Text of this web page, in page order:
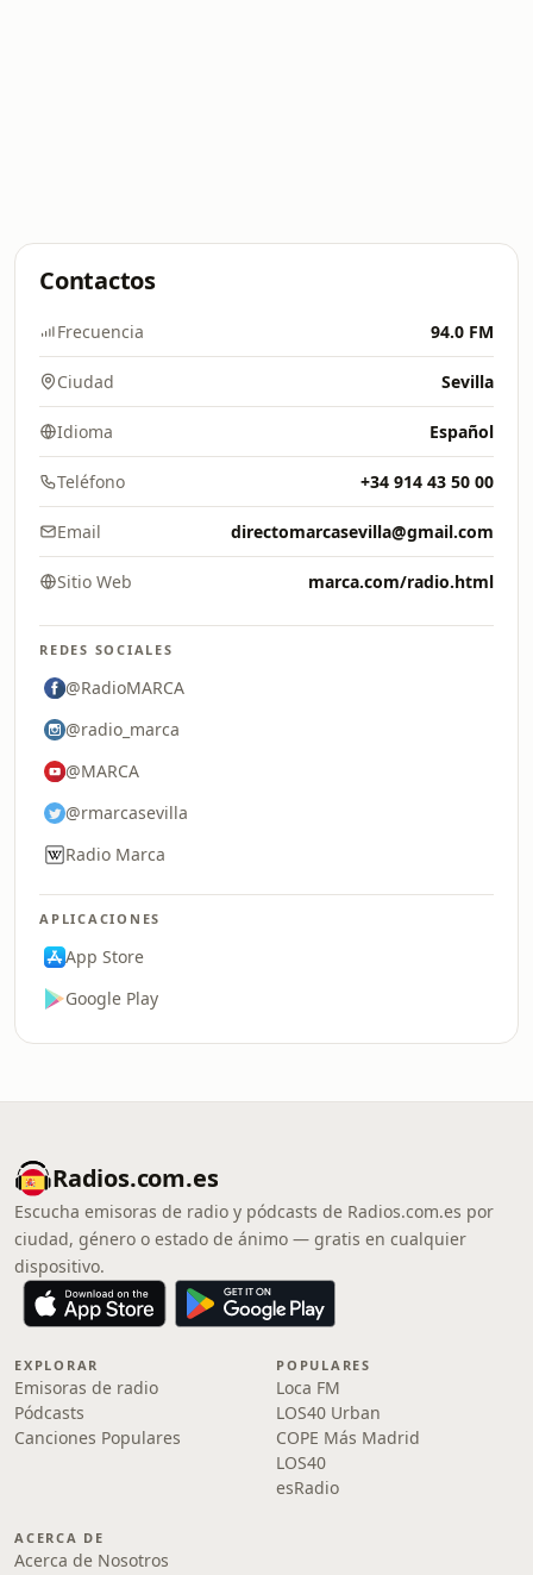
Contactos
Frecuencia 94.0 FM
Ciudad Sevilla
Idioma Español
Teléfono +34 914 43 50 00
Email directomarcasevilla@gmail.com
Sitio Web marca.com/radio.html
REDES SOCIALES
@RadioMARCA
@radio_marca
@MARCA
@rmarcasevilla
Radio Marca
APLICACIONES
App Store
Google Play
Radios.com.es
Escucha emisoras de radio y pódcasts de Radios.com.es por
ciudad, género o estado de ánimo — gratis en cualquier
dispositivo.
EXPLORAR
Emisoras de radio
Pódcasts
Canciones Populares
POPULARES
Loca FM
LOS40 Urban
COPE Más Madrid
LOS40
esRadio
ACERCA DE
Acerca de Nosotros